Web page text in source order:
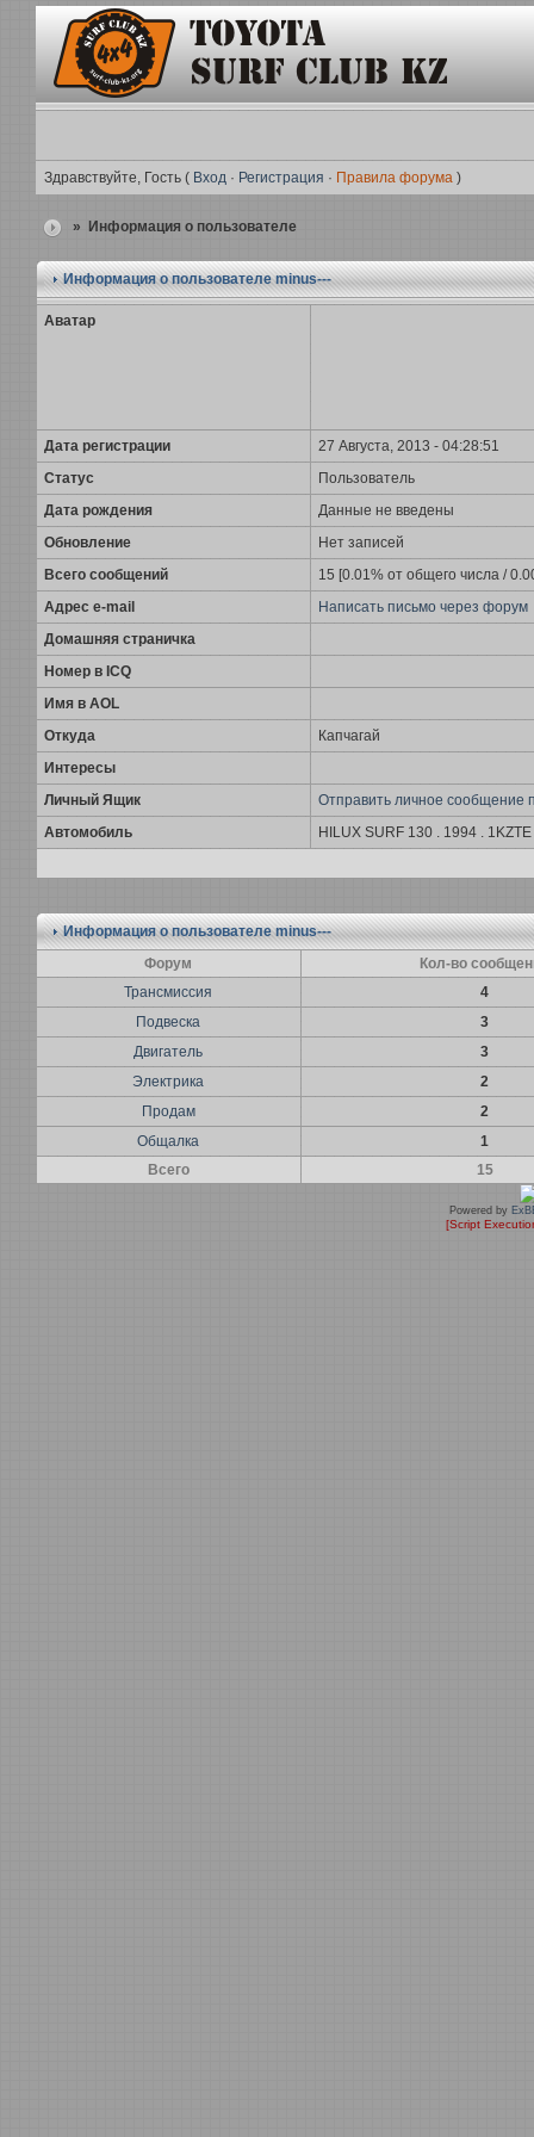
Здравствуйте, Гость ( Вход· Регистрация · Правила форума)
» Информация о пользователе
Информация о пользователеminus---
Аватар
Дата регистрации
27 Августа, 2013 - 04:28:51
Статус
Пользователь
Дата рождения
Данные не введены
Обновление
Нет записей
Всего сообщений
15 [0.01% от общего числа /
Адрес e-mail
Написать письмо через форум
Домашняя страничка
Номер в ICQ
Имя в AOL
Откуда
Капчагай
Интересы
Личный Ящик
Отправить личное сообщение
Автомобиль
HILUX SURF 130 . 1994 .
Информация о пользователеminus---
Форум
Кол-во
Трансмиссия
4
Подвеска
3
Двигатель
3
Электрика
2
Продам
2
Общалка
1
Всего
15
Powered by
[Script